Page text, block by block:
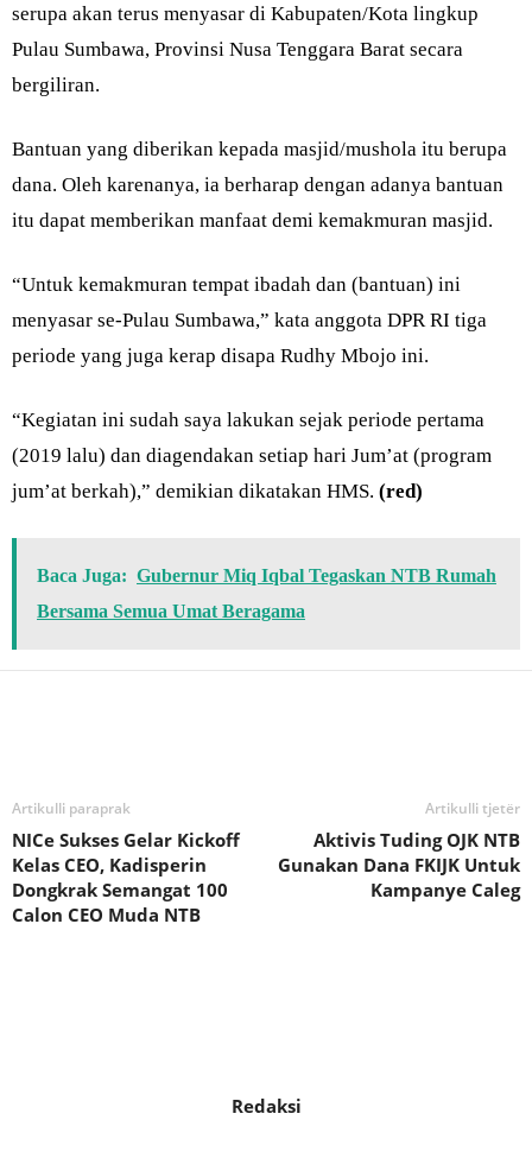
serupa akan terus menyasar di Kabupaten/Kota lingkup
Pulau Sumbawa, Provinsi Nusa Tenggara Barat secara
bergiliran.
Bantuan yang diberikan kepada masjid/mushola itu berupa
dana. Oleh karenanya, ia berharap dengan adanya bantuan
itu dapat memberikan manfaat demi kemakmuran masjid.
“Untuk kemakmuran tempat ibadah dan (bantuan) ini
menyasar se-Pulau Sumbawa,” kata anggota DPR RI tiga
periode yang juga kerap disapa Rudhy Mbojo ini.
“Kegiatan ini sudah saya lakukan sejak periode pertama
(2019 lalu) dan diagendakan setiap hari Jum’at (program
jum’at berkah),” demikian dikatakan HMS. (red)
Baca Juga: Gubernur Miq Iqbal Tegaskan NTB Rumah
Bersama Semua Umat Beragama
Artikulli paraprak
NICe Sukses Gelar Kickoff
Kelas CEO, Kadisperin
Dongkrak Semangat 100
Calon CEO Muda NTB
Artikulli tjetër
Aktivis Tuding OJK NTB
Gunakan Dana FKIJK Untuk
Kampanye Caleg
Redaksi